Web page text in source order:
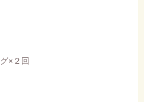
×２回